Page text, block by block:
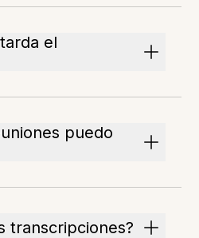
el
puedo
transcripciones?